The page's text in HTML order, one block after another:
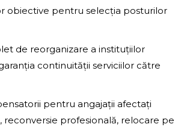
obiective pentru selecția posturilor
de reorganizare a instituțiilor
continuității serviciilor către
pentru angajații afectați
reconversie profesională, relocare pe